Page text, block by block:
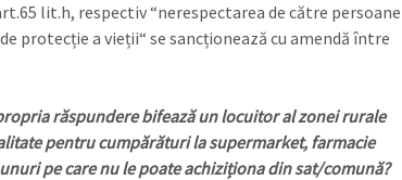
lit.h, respectiv “nerespectarea de către persoane
protecție a vieții“ se sancționează cu amendă între
răspundere bifează un locuitor al zonei rurale
pentru cumpărături la supermarket, farmacie
pe care nu le poate achiziționa din sat/comună?